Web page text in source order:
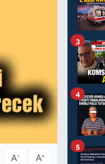
A- A+
3
4
5